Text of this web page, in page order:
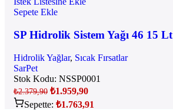
Sepete Ekle
SP Hidrolik Sistem Yağı 46 15 Lt
Hidrolik Yağlar, Sıcak Fırsatlar
SarPet
Stok Kodu: NSSP0001
₺2.379,90 ₺1.959,90
Sepette: ₺1.763,91